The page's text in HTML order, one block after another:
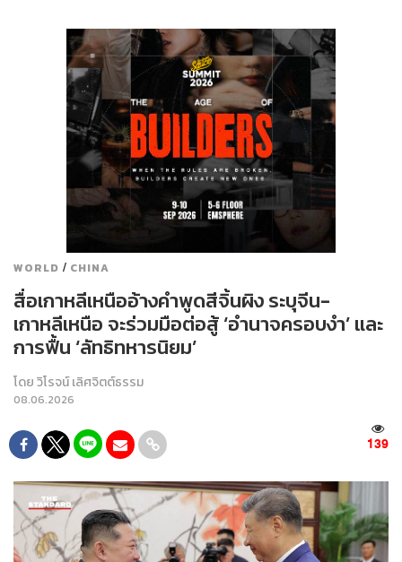
WORLD / CHINA
สื่อเกาหลีเหนืออ้างคำพูดสีจิ้นผิง ระบุจีน-
เกาหลีเหนือ จะร่วมมือต่อสู้ ‘อำนาจครอบงำ’ และ
การฟื้น ‘ลัทธิทหารนิยม’
โดยวิโรจน์ เลิศจิตต์ธรรม
08.06.2026
139